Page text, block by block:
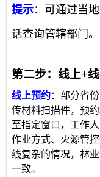
提示：可通过当
话查询管辖部门。
第二步：线上+
线上预约：部分省
传材料扫描件，预
至指定窗口，工作
作业方式、火源管
线复杂的情况，林
一致。